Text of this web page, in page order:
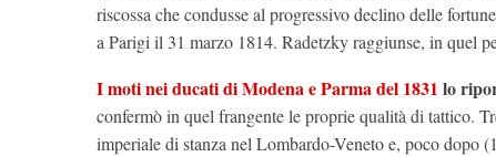
riscossa che condusse al progressivo declino delle
a Parigi il 31 marzo 1814. Radetzky raggiunse, in quel
I moti nei ducati di Modena e Parma del 1831 lo
confermò in quel frangente le proprie qualità di tattico.
imperiale di stanza nel Lombardo-Veneto e, poco dopo